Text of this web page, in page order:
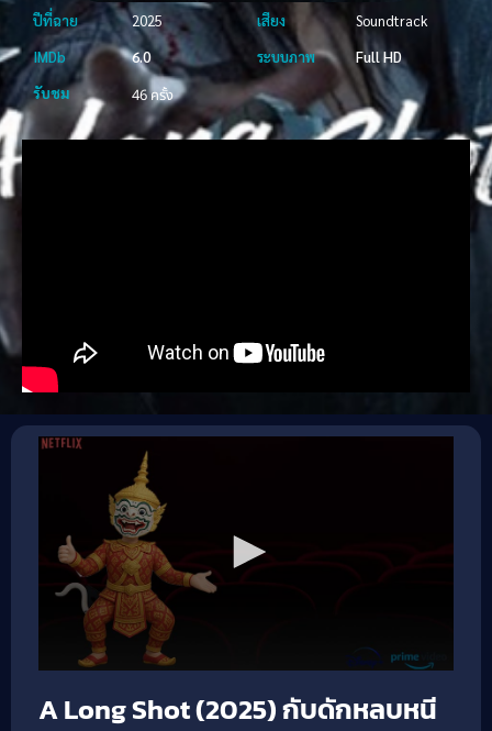
ปีที่ฉาย 2025 เสียง
Soundtrack
IMDb
6.0 ระบบภาพ
Full HD
รับชม
46 ครั้ง
A Long Shot (2025) กับดักหลบหนี